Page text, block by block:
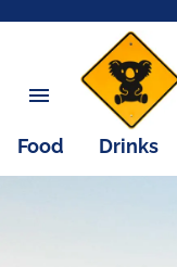
Food Drinks